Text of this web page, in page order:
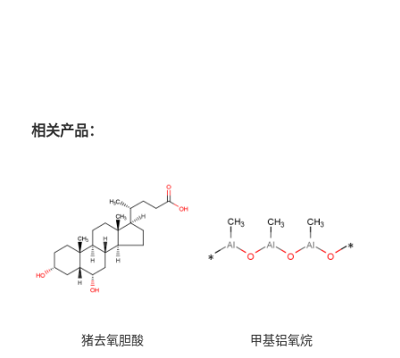
相关产品：
猪去氧胆酸 甲基铝氧烷